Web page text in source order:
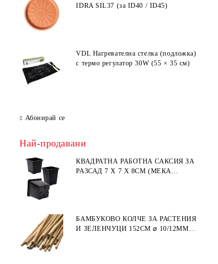
IDRA SIL37 (за ID40 / ID45)
VDL Нагревателна стелка (подложка)
с термо регулатор 30W (55 × 35 см)
Абонирай се
Най-продавани
КВАДРАТНА РАБОТНА САКСИЯ ЗА
РАЗСАД 7 X 7 X 8СМ (МЕКА
БАМБУКОВО КОЛЧЕ ЗА РАСТЕНИЯ
И ЗЕЛЕНЧУЦИ 152СМ ⌀ 10/12ММ